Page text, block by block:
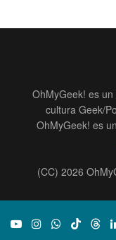
OhMyGeek! es
cultura Geek/
OhMyGeek! es
(CC) 2026